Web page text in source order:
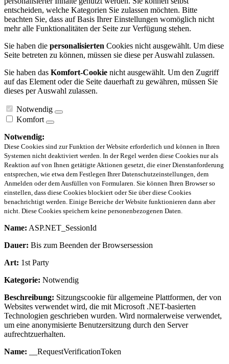
entscheiden, welche Kategorien Sie zulassen möchten. Bitte
beachten Sie, dass auf Basis Ihrer Einstellungen womöglich nicht
mehr alle Funktionalitäten der Seite zur Verfügung stehen.
Sie haben die personalisierten Cookies nicht ausgewählt. Um diese
Seite betreten zu können, müssen sie diese per Auswahl zulassen.
Sie haben das Komfort-Cookie nicht ausgewählt. Um den Zugriff
auf das Element oder die Seite dauerhaft zu gewähren, müssen Sie
dieses per Auswahl zulassen.
Notwendig
Komfort
Notwendig:
Diese Cookies sind zur Funktion der Website erforderlich und können in Ihren
Systemen nicht deaktiviert werden. In der Regel werden diese Cookies nur als
Reaktion auf von Ihnen getätigte Aktionen gesetzt, die einer Dienstanforderung
entsprechen, wie etwa dem Festlegen Ihrer Datenschutzeinstellungen, dem
Anmelden oder dem Ausfüllen von Formularen. Sie können Ihren Browser so
einstellen, dass diese Cookies blockiert oder Sie über diese Cookies
benachrichtigt werden. Einige Bereiche der Website funktionieren dann aber
nicht. Diese Cookies speichern keine personenbezogenen Daten.
Name: ASP.NET_SessionId
Dauer: Bis zum Beenden der Browsersession
Art: 1st Party
Kategorie: Notwendig
Beschreibung: Sitzungscookie für allgemeine Plattformen, der von
Websites verwendet wird, die mit Microsoft .NET-basierten
Technologien geschrieben wurden. Wird normalerweise verwendet,
um eine anonymisierte Benutzersitzung durch den Server
aufrechtzuerhalten.
Name: __RequestVerificationToken